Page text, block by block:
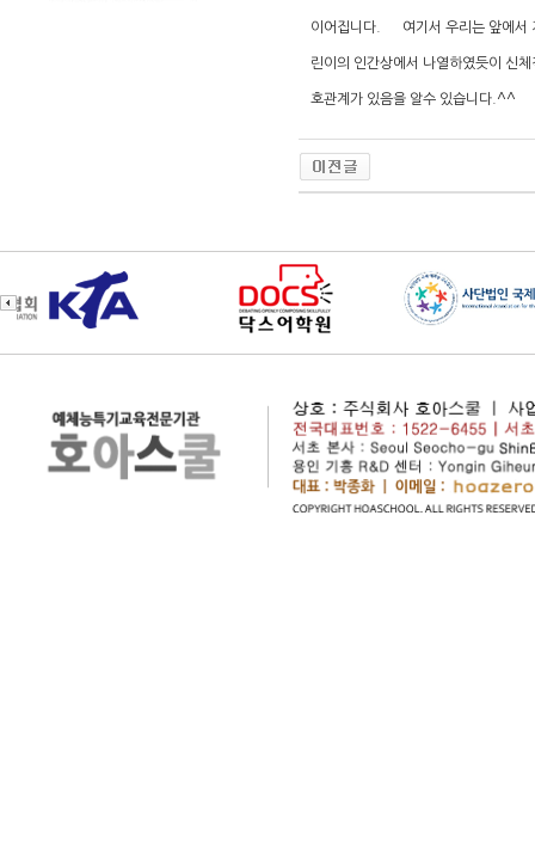
이어집니다. 여기서 우리는 앞에서
린이의 인간상에서 나열하였듯이 신
호관계가 있음을 알수 있습니다.^^